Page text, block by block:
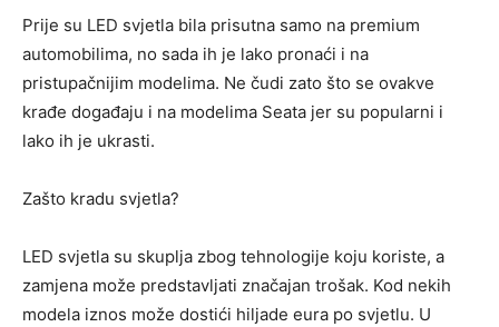
Prije su LED svjetla bila prisutna samo na premium
automobilima, no sada ih je lako pronaći i na
pristupačnijim modelima. Ne čudi zato što se ovakve
krađe događaju i na modelima Seata jer su popularni i
lako ih je ukrasti.
Zašto kradu svjetla?
LED svjetla su skuplja zbog tehnologije koju koriste, a
zamjena može predstavljati značajan trošak. Kod nekih
modela iznos može dostići hiljade eura po svjetlu. U